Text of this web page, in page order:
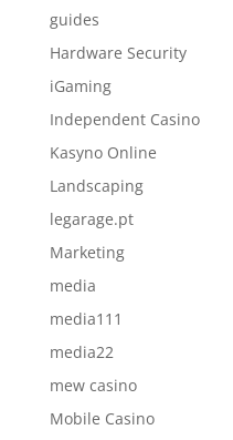
guides
Hardware Security
iGaming
Independent Casino
Kasyno Online
Landscaping
legarage.pt
Marketing
media
media111
media22
mew casino
Mobile Casino